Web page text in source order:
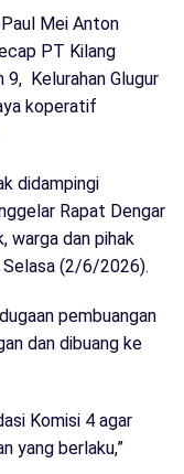
Mei Anton
PT Kilang
9, Kelurahan Glugur
koperatif
didampingi
Rapat Dengar
warga dan pihak
Selasa (2/6/2026).
pembuangan
dan dibuang ke
Komisi 4 agar
yang berlaku,”